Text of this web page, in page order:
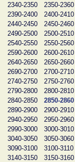
2340-2350
2350-2360
2390-2400
2400-2410
2440-2450
2450-2460
2490-2500
2500-2510
2540-2550
2550-2560
2590-2600
2600-2610
2640-2650
2650-2660
2690-2700
2700-2710
2740-2750
2750-2760
2790-2800
2800-2810
2840-2850
2850-2860
2890-2900
2900-2910
2940-2950
2950-2960
2990-3000
3000-3010
3040-3050
3050-3060
3090-3100
3100-3110
3140-3150
3150-3160